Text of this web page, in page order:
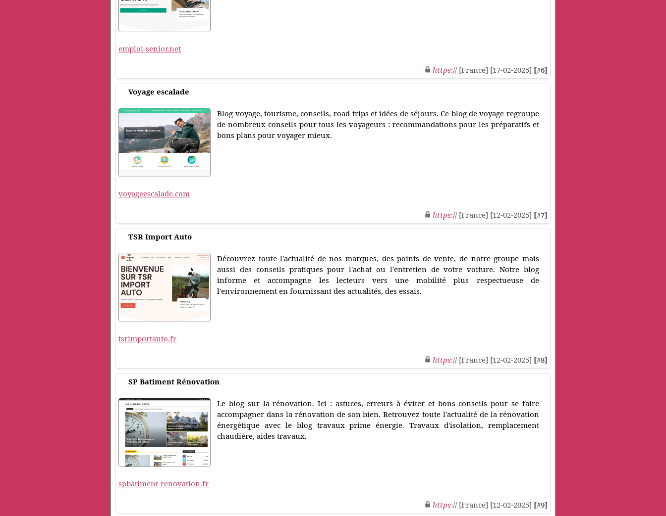
emploi-senior.net
https:// [France] [17-02-2025] [#6]
Voyage escalade
Blog voyage, tourisme, conseils, road-trips et idées de séjours. Ce blog de voyage regroupe
de nombreux conseils pour tous les voyageurs : recommandations pour les préparatifs et
bons plans pour voyager mieux.
voyageescalade.com
https:// [France] [12-02-2025] [#7]
TSR Import Auto
Découvrez toute l'actualité de nos marques, des points de vente, de notre groupe mais
aussi des conseils pratiques pour l'achat ou l'entretien de votre voiture. Notre blog
informe et accompagne les lecteurs vers une mobilité plus respectueuse de
l'environnement en fournissant des actualités, des essais.
tsrimportauto.fr
https:// [France] [12-02-2025] [#8]
SP Batiment Rénovation
Le blog sur la rénovation. Ici : astuces, erreurs à éviter et bons conseils pour se faire
accompagner dans la rénovation de son bien. Retrouvez toute l'actualité de la rénovation
énergétique avec le blog travaux prime énergie. Travaux d'isolation, remplacement
chaudière, aides travaux.
spbatiment-renovation.fr
https:// [France] [12-02-2025] [#9]